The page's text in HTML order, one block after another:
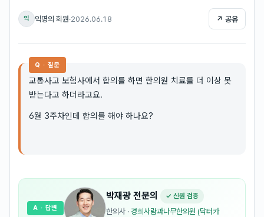
익 익명의 회원·2026.06.18 ↗ 공유
Q · 질문
교통사고 보험사에서 합의를 하면 한의원 치료를 더 이상 못
받는다고 하더라고요.
6월 3주차인데 합의를 해야 하나요?
박재광 전문의 ✓ 신원 검증
한의사 · 경희사람과나무한의원 (닥터카
A · 답변